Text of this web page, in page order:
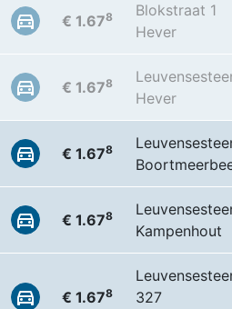
€ 1.678
Blokstraat 1
Hever
€ 1.678
Hever
€ 1.678
€ 1.678
Kampenhout
€ 1.678
327